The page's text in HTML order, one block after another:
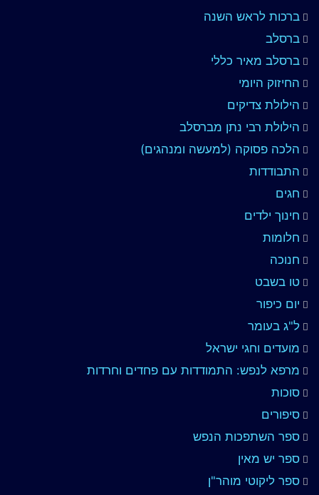
ברכות לראש השנה
ברסלב
ברסלב מאיר כללי
החיזוק היומי
הילולת צדיקים
הילולת רבי נתן מברסלב
הלכה פסוקה (למעשה ומנהגים)
התבודדות
חגים
חינוך ילדים
חלומות
חנוכה
טו בשבט
יום כיפור
ל"ג בעומר
מועדים וחגי ישראל
מרפא לנפש: התמודדות עם פחדים וחרדות
סוכות
סיפורים
ספר השתפכות הנפש
ספר יש מאין
ספר ליקוטי מוהר"ן